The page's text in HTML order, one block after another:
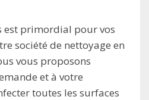
est primordial pour vos
société de nettoyage en
vous proposons
et à votre
toutes les surfaces